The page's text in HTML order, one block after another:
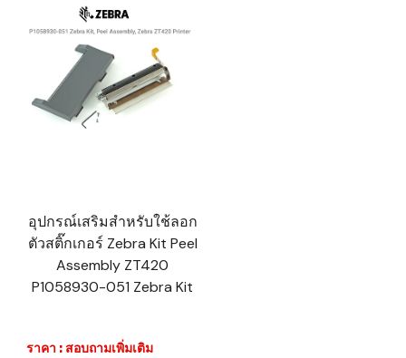
อุปกรณ์เสริมสำหรับใช้ลอก
ตัวสติ๊กเกอร์ Zebra Kit Peel
Assembly ZT420
P1058930-051 Zebra Kit
ราคา : สอบถามเพิ่มเติม